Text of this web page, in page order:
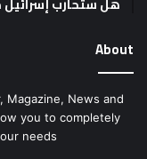
About
Magazine, News and
you to completely
needs.